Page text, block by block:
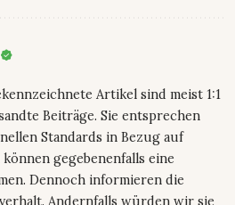
Artikel sind meist 1:1
Beiträge. Sie entsprechen
Standards in Bezug auf
gegebenenfalls eine
Dennoch informieren die
Andernfalls würden wir sie